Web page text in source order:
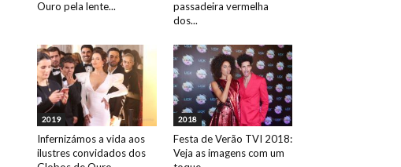
Ouro pela lente...
passadeira vermelha
dos...
2019
Infernizámos a vida aos
ilustres convidados dos
2018
Festa de Verão TVI 2018:
Veja as imagens com um